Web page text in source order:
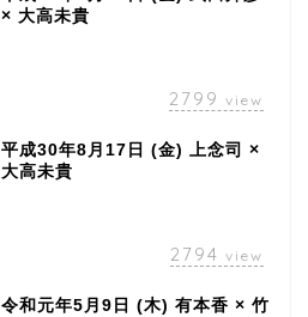
× 大高未貴
2799 view
平成30年8月17日 (金) 上念司 ×
大高未貴
2794 view
令和元年5月9日 (木) 有本香 × 竹